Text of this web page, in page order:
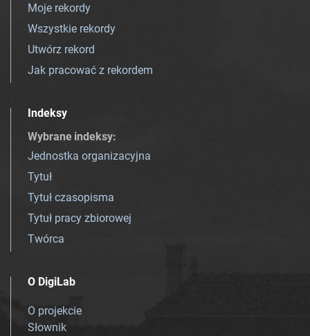
Moje rekordy
Wszystkie rekordy
Utwórz rekord
Jak pracować z rekordem
Indeksy
Wybrane indeksy:
Jednostka organizacyjna
Tytuł
Tytuł czasopisma
Tytuł pracy zbiorowej
Twórca
O DigiLab
O projekcie
Słownik